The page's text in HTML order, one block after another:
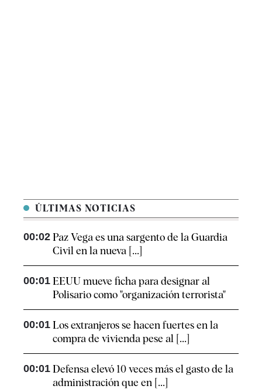
ÚLTIMAS NOTICIAS
00:02 Paz Vega es una sargento de la Guardia
Civil en la nueva [...]
00:01 EEUU mueve ficha para designar al
Polisario como "organización terrorista"
00:01 Los extranjeros se hacen fuertes en la
compra de vivienda pese al [...]
00:01 Defensa elevó 10 veces más el gasto de la
administración que en [...]